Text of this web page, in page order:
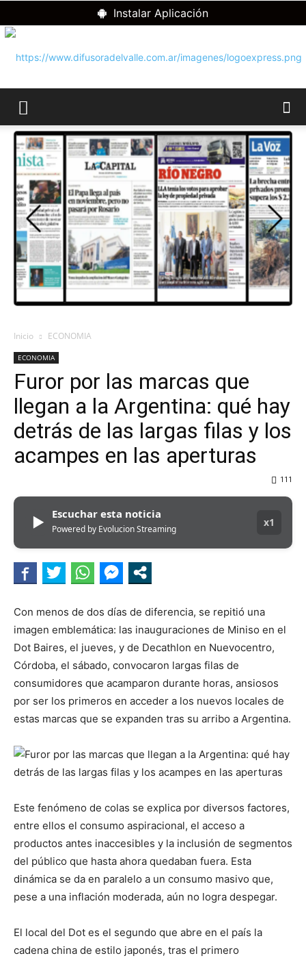
Instalar Aplicación
DIFUSORA
DEL
VALLE
Inicio ECONOMIA
ECONOMIA
Furor por las marcas que
llegan a la Argentina: qué hay
detrás de las largas filas y los
acampes en las aperturas
111
▶ Escuchar esta noticia
Powered by Evolucion Streaming
x1
Con menos de dos días de diferencia, se repitió una
imagen emblemática: las inauguraciones de Miniso en el
Dot Baires, el jueves, y de Decathlon en Nuevocentro,
Córdoba, el sábado, convocaron largas filas de
consumidores que acamparon durante horas, ansiosos
por ser los primeros en acceder a los nuevos locales de
estas marcas que se expanden tras su arribo a Argentina.
Este fenómeno de colas se explica por diversos factores,
entre ellos el consumo aspiracional, el acceso a
productos antes inaccesibles y la inclusión de segmentos
del público que hasta ahora quedaban fuera. Esta
dinámica se da en paralelo a un consumo masivo que,
pese a una inflación moderada, aún no logra despegar.
El local del Dot es el segundo que abre en el país la
cadena china de estilo japonés, tras el primero